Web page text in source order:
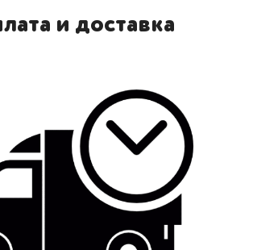
и доставка